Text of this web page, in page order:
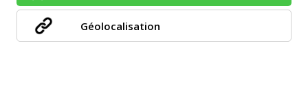
Géolocalisation